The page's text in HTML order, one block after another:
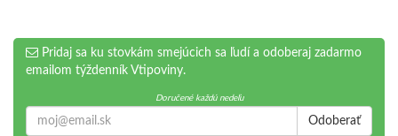
Pridaj sa ku stovkám smejúcich sa ľudí a odoberaj zadarmo
emailom týždenník Vtipoviny.
Doručené každú nedeľu
Odoberať